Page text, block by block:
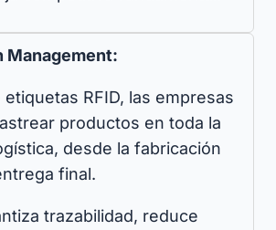
Management:
RFID, las empresas
productos en toda la
desde la fabricación
final.
trazabilidad, reduce